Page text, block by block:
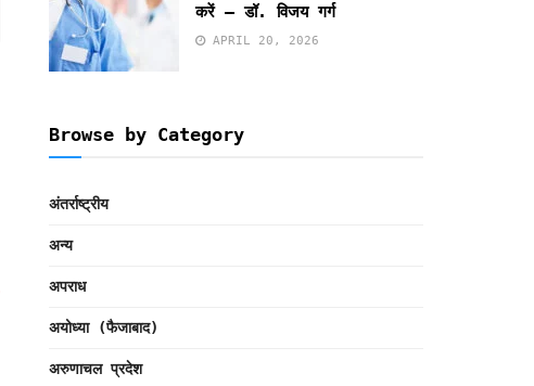
करें – डॉ. विजय गर्ग
APRIL 20, 2026
Browse by Category
अंतर्राष्ट्रीय
अन्य
अपराध
अयोध्या (फैजाबाद)
अरुणाचल प्रदेश